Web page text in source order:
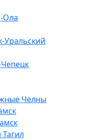
Ола
Уральский
Челны